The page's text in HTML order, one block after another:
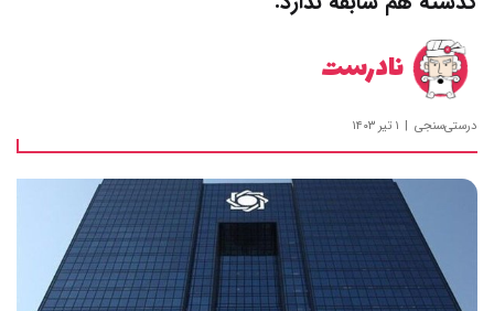
نادرست
درستی‌سنجی ۱ تیر ۱۴۰۳